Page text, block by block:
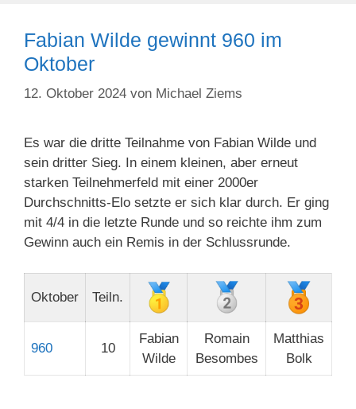
Fabian Wilde gewinnt 960 im
Oktober
12. Oktober 2024 von Michael Ziems
Es war die dritte Teilnahme von Fabian Wilde und
sein dritter Sieg. In einem kleinen, aber erneut
starken Teilnehmerfeld mit einer 2000er
Durchschnitts-Elo setzte er sich klar durch. Er ging
mit 4/4 in die letzte Runde und so reichte ihm zum
Gewinn auch ein Remis in der Schlussrunde.
Oktober Teiln.
960 10
Fabian
Wilde
Romain
Besombes
Matthias
Bolk